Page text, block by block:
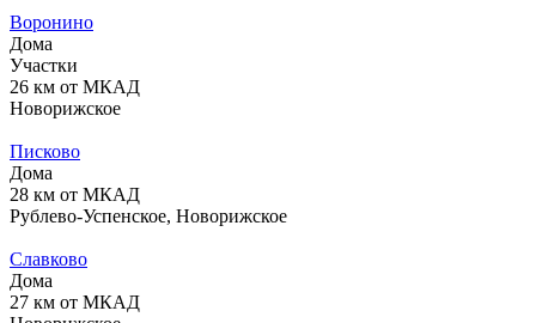
Воронино
Дома
Участки
26 км от МКАД
Новорижское
Писково
Дома
28 км от МКАД
Рублево-Успенское, Новорижское
Славково
Дома
27 км от МКАД